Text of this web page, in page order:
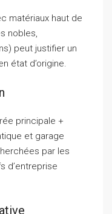
matériaux haut de
nobles,
peut justifier un
état d’origine.
principale +
et garage
par les
d’entreprise